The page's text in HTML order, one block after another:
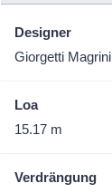
Designer
Giorgetti Magrini
Loa
15.17 m
Verdrängung